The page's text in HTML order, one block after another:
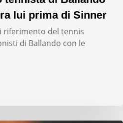
lui prima di Sinner
riferimento del tennis
di Ballando con le